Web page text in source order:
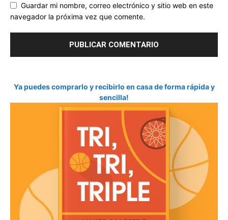
Guardar mi nombre, correo electrónico y sitio web en este
navegador la próxima vez que comente.
Ya puedes comprarlo y recibirlo en casa de forma rápida y
sencilla!